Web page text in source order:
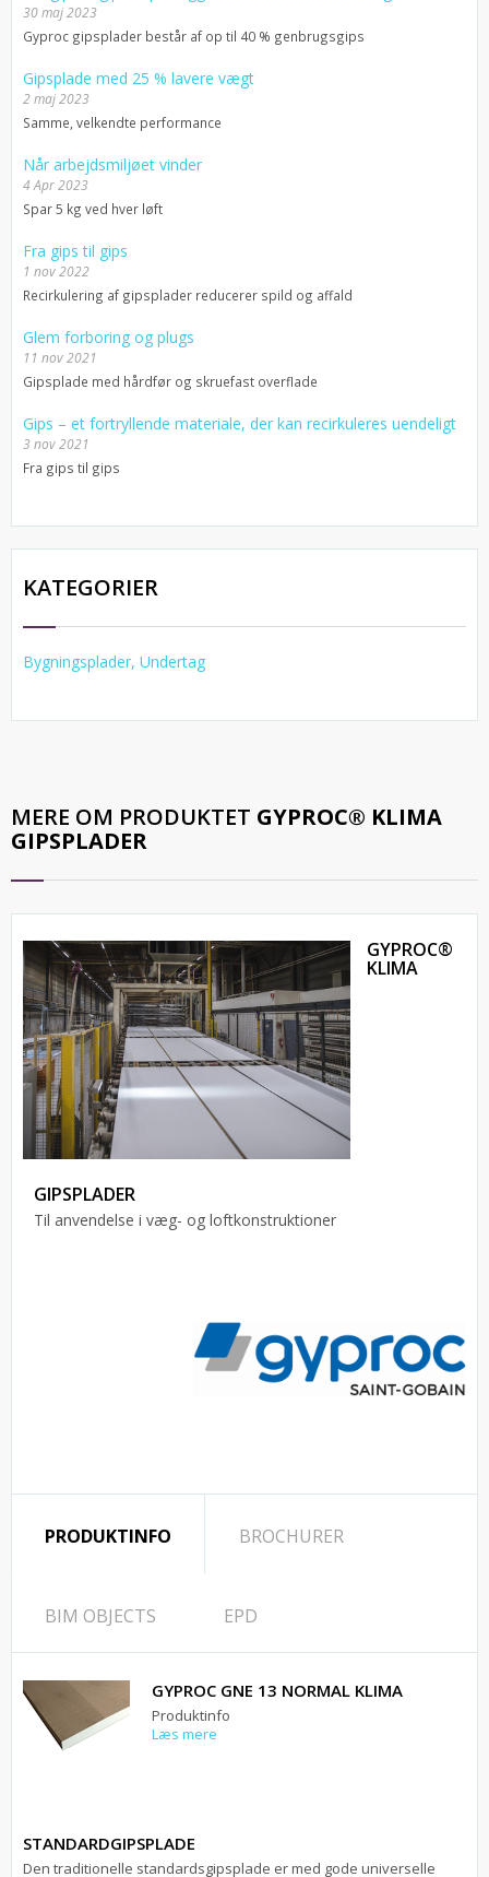
30 maj 2023
Gyproc gipsplader består af op til 40 % genbrugsgips
Gipsplade med 25 % lavere vægt
2 maj 2023
Samme, velkendte performance
Når arbejdsmiljøet vinder
4 Apr 2023
Spar 5 kg ved hver løft
Fra gips til gips
1 nov 2022
Recirkulering af gipsplader reducerer spild og affald
Glem forboring og plugs
11 nov 2021
Gipsplade med hårdfør og skruefast overflade
Gips – et fortryllende materiale, der kan recirkuleres uendeligt
3 nov 2021
Fra gips til gips
KATEGORIER
Bygningsplader, Undertag
MERE OM PRODUKTET GYPROC® KLIMA
GIPSPLADER
GYPROC®
KLIMA
GIPSPLADER
Til anvendelse i væg- og loftkonstruktioner
PRODUKTINFO BROCHURER
BIM OBJECTS EPD
GYPROC GNE 13 NORMAL KLIMA
Produktinfo
Læs mere
STANDARDGIPSPLADE
Den traditionelle standardsgipsplade er med gode universelle